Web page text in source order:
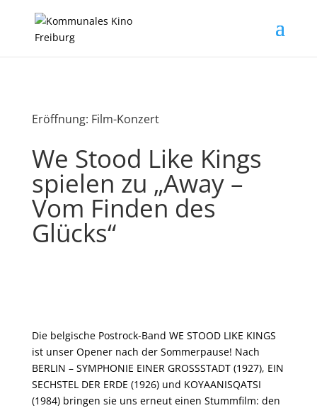
Eröffnung: Film-Konzert
We Stood Like Kings
spielen zu „Away –
Vom Finden des
Glücks“
Die belgische Postrock-Band WE STOOD LIKE KINGS
ist unser Opener nach der Sommerpause! Nach
BERLIN – SYMPHONIE EINER GROSSSTADT (1927), EIN
SECHSTEL DER ERDE (1926) und KOYAANISQATSI
(1984) bringen sie uns erneut einen Stummfilm: den